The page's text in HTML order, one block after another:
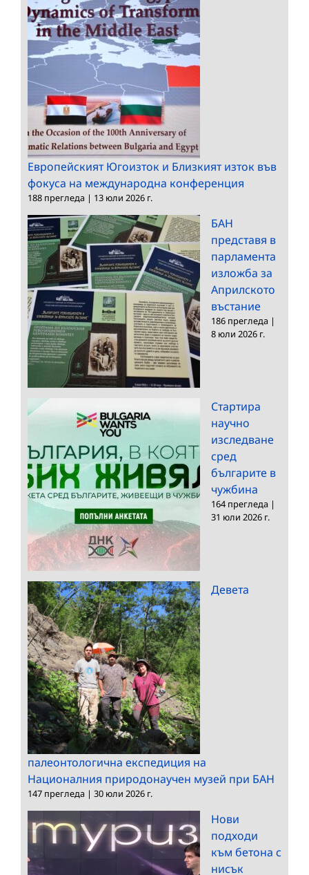
Европейският Югоизток и Близкият изток във
фокуса на международна конференция
188 прегледа | 13 юли 2026 г.
БАН
представя в
парламента
изложба за
Априлското
въстание
186 прегледа |
8 юли 2026 г.
Стартира
научно
изследване
сред
българите в
чужбина
164 прегледа |
31 юли 2026 г.
Девета
палеонтологична експедиция на
Националния природонаучен музей при БАН
147 прегледа | 30 юли 2026 г.
Нови
подходи
към бетона с
нисък